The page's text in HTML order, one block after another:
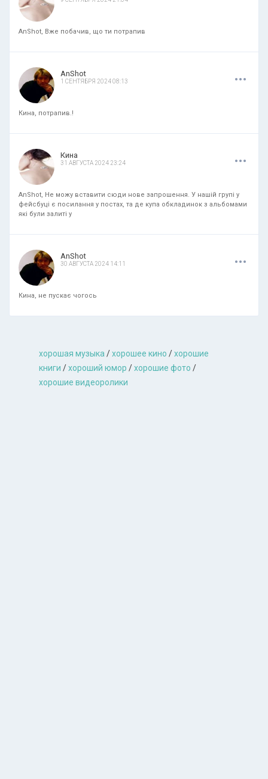
AnShot, Вже побачив, що ти потрапив
AnShot
1 СЕНТЯБРЯ 2024 08:13 ...
Кина, потрапив.!
Кина
31 АВГУСТА 2024 23:24 ...
AnShot, Не можу вставити сюди нове запрошення. У нашій групі у
фейсбуці є посилання у постах, та де купа обкладинок з альбомами
які були залиті у
AnShot
30 АВГУСТА 2024 14:11 ...
Кина, не пускає чогось
хорошая музыкa /хорошее кино /хорошие
книги /хороший юмор /хорошие фото /
хорошие видеоролики